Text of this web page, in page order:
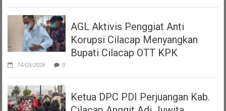
AGL Aktivis Penggiat Anti
Korupsi Cilacap Menyangkan
Bupati Cilacap OTT KPK
14/03/2026 0
Ketua DPC PDI Perjuangan Kab.